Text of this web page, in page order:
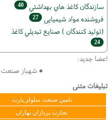
سازندگان كاغذ هاي بهداشتي 40
فروشنده مواد شیمیایی 27
(تولید كنندگان ) صنايع تبديلي كاغذ
24
اعضا جدید:
● شهباز صنعت
تبلیغات متنی
تامین صنعت سلولز پارت
تجارت پردازان بهاران